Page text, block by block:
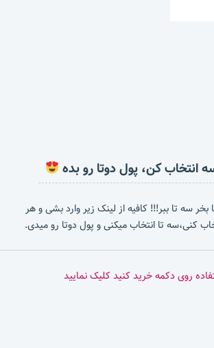
انتخاب کن، پول دوتا رو بده
بخر سه تا ببر!!! کافیه از لینک زیر وارد بشی و هر
کنی،سه تا انتخاب میکنی و پول دوتا رو میدی.
روی دکمه خرید کنید کلیک نمایید